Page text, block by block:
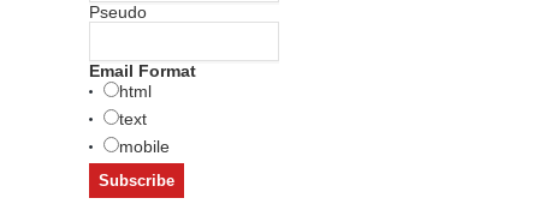
Pseudo
Email Format
html
text
mobile